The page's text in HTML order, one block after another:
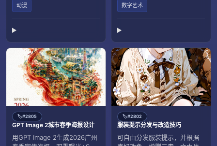
动漫
数字艺术
🏷️#2805
GPT Image 2城市春季海报设计
用GPT Image 2生成2026广州
🏷️#2802
服装提示分发与改造技巧
可自由分发服装提示，并根据